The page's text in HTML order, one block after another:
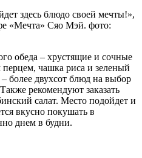
здесь блюдо своей мечты!»,
«Мечта» Сяо Мэй. фото:
обеда – хрустящие и сочные
чашка риса и зеленый
более двухсот блюд на выбор
рекомендуют заказать
салат. Место подойдет и
вкусно покушать в
днем в будни.